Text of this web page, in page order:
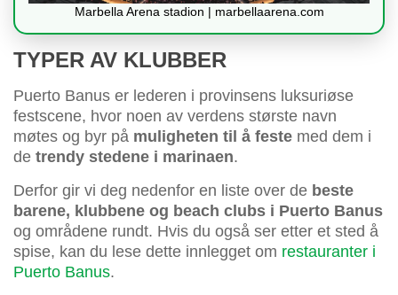
Marbella Arena stadion | marbellaarena.com
TYPER AV KLUBBER
Puerto Banus er lederen i provinsens luksuriøse
festscene, hvor noen av verdens største navn
møtes og byr på muligheten til å feste med dem i
de trendy stedene i marinaen.
Derfor gir vi deg nedenfor en liste over de beste
barene, klubbene og beach clubs i Puerto Banus
og områdene rundt. Hvis du også ser etter et sted å
spise, kan du lese dette innlegget om restauranter i
Puerto Banus.